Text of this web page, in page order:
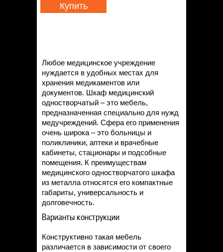
Купить
Любое медицинское учреждение
нуждается в удобных местах для
хранения медикаментов или
документов. Шкаф медицинский
одностворчатый – это мебель,
предназначенная специально для нужд
медучреждений. Сфера его применения
очень широка – это больницы и
поликлиники, аптеки и врачебные
кабинеты, стационары и подсобные
помещения. К преимуществам
медицинского одностворчатого шкафа
из металла относятся его компактные
габариты, универсальность и
долговечность.
Варианты конструкции
Конструктивно такая мебель
различается в зависимости от своего